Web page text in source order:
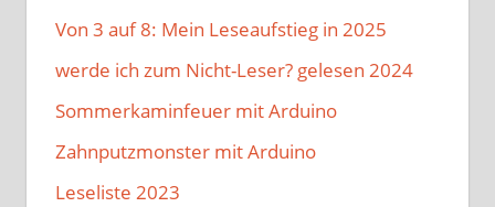
Von 3 auf 8: Mein Leseaufstieg in 2025
werde ich zum Nicht-Leser? gelesen 2024
Sommerkaminfeuer mit Arduino
Zahnputzmonster mit Arduino
Leseliste 2023